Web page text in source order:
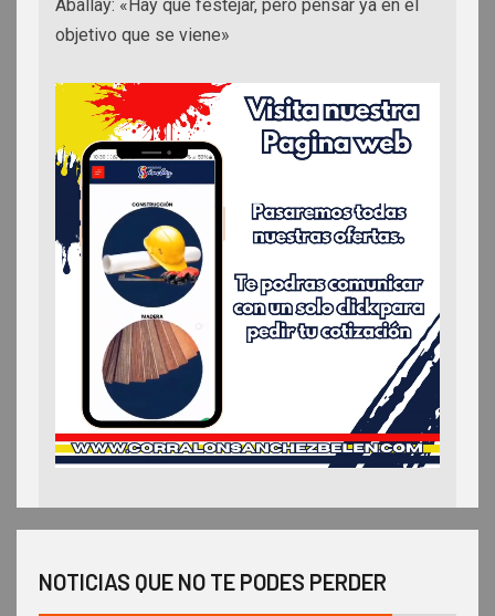
Aballay: «Hay que festejar, pero pensar ya en el
objetivo que se viene»
NOTICIAS QUE NO TE PODES PERDER